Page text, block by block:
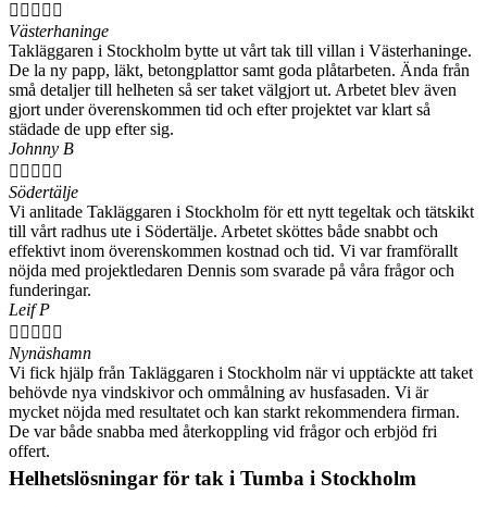
    
Västerhaninge
Takläggaren i Stockholm bytte ut vårt tak till villan i Västerhaninge.
De la ny papp, läkt, betongplattor samt goda plåtarbeten. Ända från
små detaljer till helheten så ser taket välgjort ut. Arbetet blev även
gjort under överenskommen tid och efter projektet var klart så
städade de upp efter sig.
Johnny B
    
Södertälje
Vi anlitade Takläggaren i Stockholm för ett nytt tegeltak och tätskikt
till vårt radhus ute i Södertälje. Arbetet sköttes både snabbt och
effektivt inom överenskommen kostnad och tid. Vi var framförallt
nöjda med projektledaren Dennis som svarade på våra frågor och
funderingar.
Leif P
    
Nynäshamn
Vi fick hjälp från Takläggaren i Stockholm när vi upptäckte att taket
behövde nya vindskivor och ommålning av husfasaden. Vi är
mycket nöjda med resultatet och kan starkt rekommendera firman.
De var både snabba med återkoppling vid frågor och erbjöd fri
offert.
Helhetslösningar för tak i Tumba i Stockholm